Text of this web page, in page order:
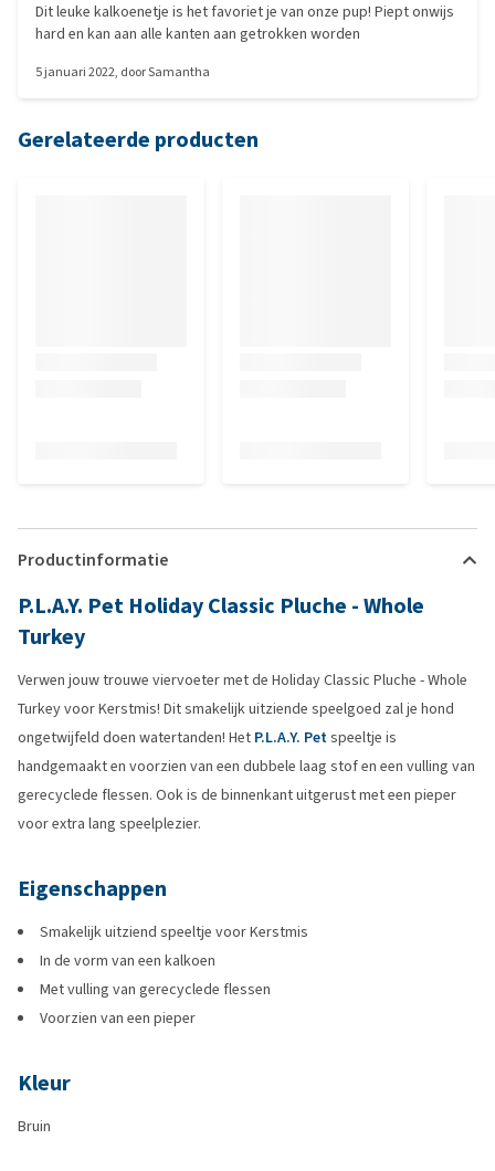
Dit leuke kalkoenetje is het favoriet je van onze pup! Piept onwijs
hard en kan aan alle kanten aan getrokken worden
5 januari 2022, doorSamantha
Gerelateerde producten
Productinformatie
P.L.A.Y. Pet Holiday Classic Pluche - Whole
Turkey
Verwen jouw trouwe viervoeter met de Holiday Classic Pluche - Whole
Turkey voor Kerstmis! Dit smakelijk uitziende speelgoed zal je hond
ongetwijfeld doen watertanden! Het P.L.A.Y. Petspeeltje is
handgemaakt en voorzien van een dubbele laag stof en een vulling van
gerecyclede flessen. Ook is de binnenkant uitgerust met een pieper
voor extra lang speelplezier.
Eigenschappen
Smakelijk uitziend speeltje voor Kerstmis
In de vorm van een kalkoen
Met vulling van gerecyclede flessen
Voorzien van een pieper
Kleur
Bruin